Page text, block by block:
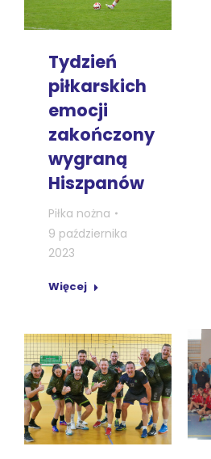
Tydzień
piłkarskich
emocji
zakończony
wygraną
Hiszpanów
Piłka nożna
9 października
2023
Więcej